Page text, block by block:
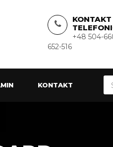
KONTAKT
+48 504-
652-516
KONTAKT